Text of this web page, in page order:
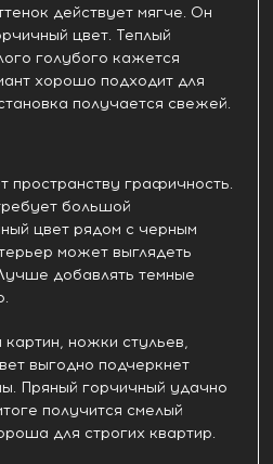
действует мягче. Он
цвет. Теплый
голубого кажется
хорошо подходит для
получается свежей.
пространству графичность.
большой
цвет рядом с черным
может выглядеть
добавлять темные
ножки стульев,
выгодно подчеркнет
Пряный горчичный удачно
получится смелый
для строгих квартир.